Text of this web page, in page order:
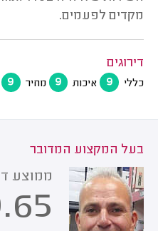
מקדים לפעמים.
דירוגים
כללי 9 איכות 9 מחיר 9
בעל המקצוע המדובר
ממוצע